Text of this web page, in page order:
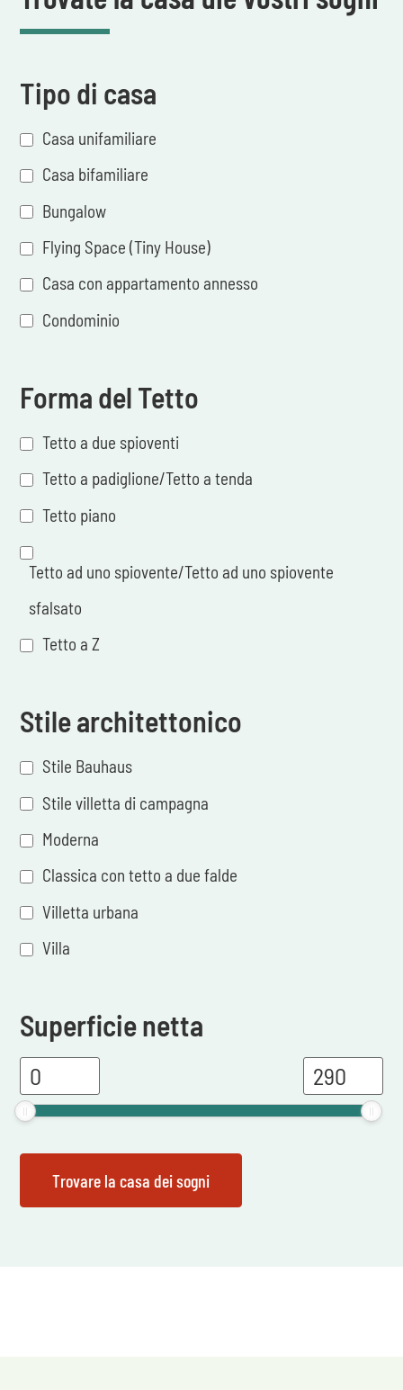
Tipo di casa
Casa unifamiliare
Casa bifamiliare
Bungalow
Flying Space (Tiny House)
Casa con appartamento annesso
Condominio
Forma del Tetto
Tetto a due spioventi
Tetto a padiglione/Tetto a tenda
Tetto piano
Tetto ad uno spiovente/Tetto ad uno spiovente
sfalsato
Tetto a Z
Stile architettonico
Stile Bauhaus
Stile villetta di campagna
Moderna
Classica con tetto a due falde
Villetta urbana
Villa
Superficie netta